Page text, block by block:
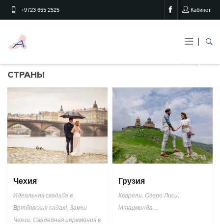
+9723 655 2525 Кабинет
СТРАНЫ
Чехия
Идеальная свадьба в
Вртбовских садах!, Замки
Чехии, Свадебная церемония в
Грузия
Кварели, Озеро Лиси,
Мтацминда